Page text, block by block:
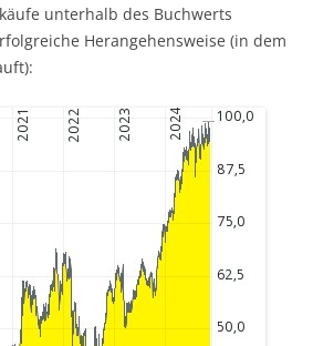
unterhalb des Buchwerts
Herangehensweise (in dem